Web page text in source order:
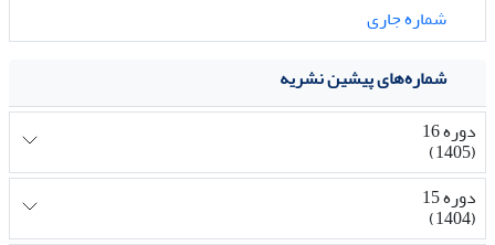
شماره جاری
شماره‌های پیشین نشریه
دوره 16
(1405)
دوره 15
(1404)